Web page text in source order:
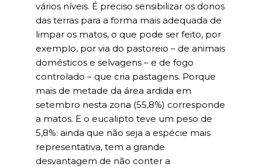
vários níveis. É preciso sensibilizar os donos
das terras para a forma mais adequada de
limpar os matos, o que pode ser feito, por
exemplo, por via do pastoreio – de animais
domésticos e selvagens – e de fogo
controlado – que cria pastagens. Porque
mais de metade da área ardida em
setembro nesta zona (55,8%) corresponde
a matos. E o eucalipto teve um peso de
5,8%: ainda que não seja a espécie mais
representativa, tem a grande
desvantagem de não conter a